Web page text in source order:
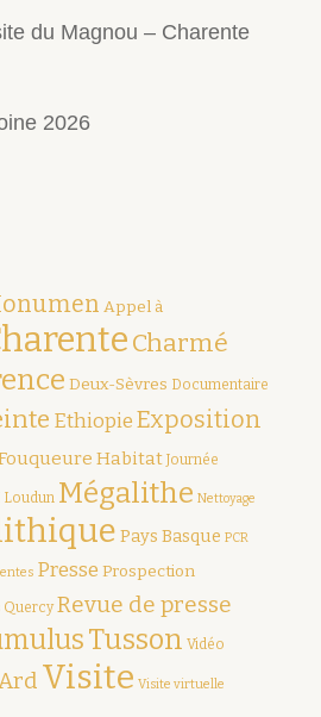
du Magnou – Charente
2026
Appel à
Charmé
Deux-Sèvres Documentaire
Ethiopie Exposition
Habitat Journée
Loudun Mégalithe Nettoyage
Pays Basque PCR
Presse Prospection
Quercy Revue de presse
Tusson Vidéo
Visite Visite virtuelle